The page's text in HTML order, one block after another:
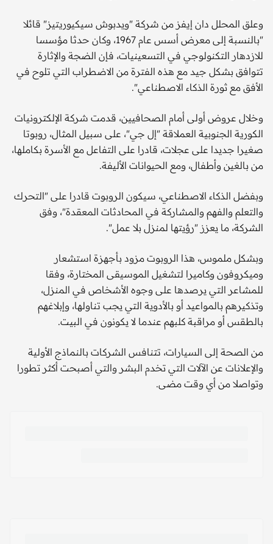
وعلق المحلل دان إيفز من شركة "ويدبوش سيكيوريتيز" قائلا
"بالنسبة إلى معرض أسس عام 1967، وكان حدثا مؤسسا
للازدهار التكنولوجي في التسعينيات، فإن الضجة والإثارة
تتوافق بشكل جيد مع هذه الفترة من الاضطراب التي تلوح في
الأفق مع ثورة الذكاء الاصطناعي".
وخلال عروض أولى أمام الصحافيين، قدمت شركة الإلكترونيات
الكورية الجنوبية العملاقة "إل جي"، على سبيل المثال، روبوتا
صغيرا جديدا على عجلات، قادرا على التفاعل مع الأسرة بكاملها،
من بالغين وأطفال، ومع الحيوانات الأليفة.
وبفضل الذكاء الاصطناعي، سيكون الروبوت قادرا على "التحرك
والتعلم والفهم والمشاركة في المحادثات المعقدة"، وفق
الشركة، ما يعزز "رؤيتها لمنزل بلا عمل".
وبشكل ملموس، هذا الروبوت مزود بأجهزة استشعار
وميكروفون وكاميرا لتشغيل الموسيقى المختارة، وفقا
للمشاعر التي يرصدها على وجوه الأشخاص في المنزل،
وتذكيرهم بالمواعيد أو بالأدوية التي يجب تناولها، وإبلاغهم
بالطقس أو مراقبة كلبهم عندما لا يكونون في البيت.
من الصحة إلى السيارات، تتنافس الشركات بالنماذج الأولية
والإعلانات عن الآلات التي تخدم البشر والتي أصبحت أكثر تطورا
وتواصلا من أي وقت مضى.